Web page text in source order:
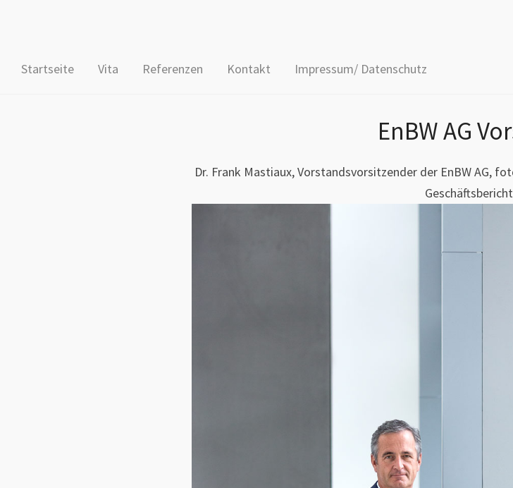
Startseite Vita Referenzen Kontakt Impressum/ Datenschutz
EnBW AG
Dr. Frank Mastiaux, Vorstandsvorsitzender der EnBW AG,